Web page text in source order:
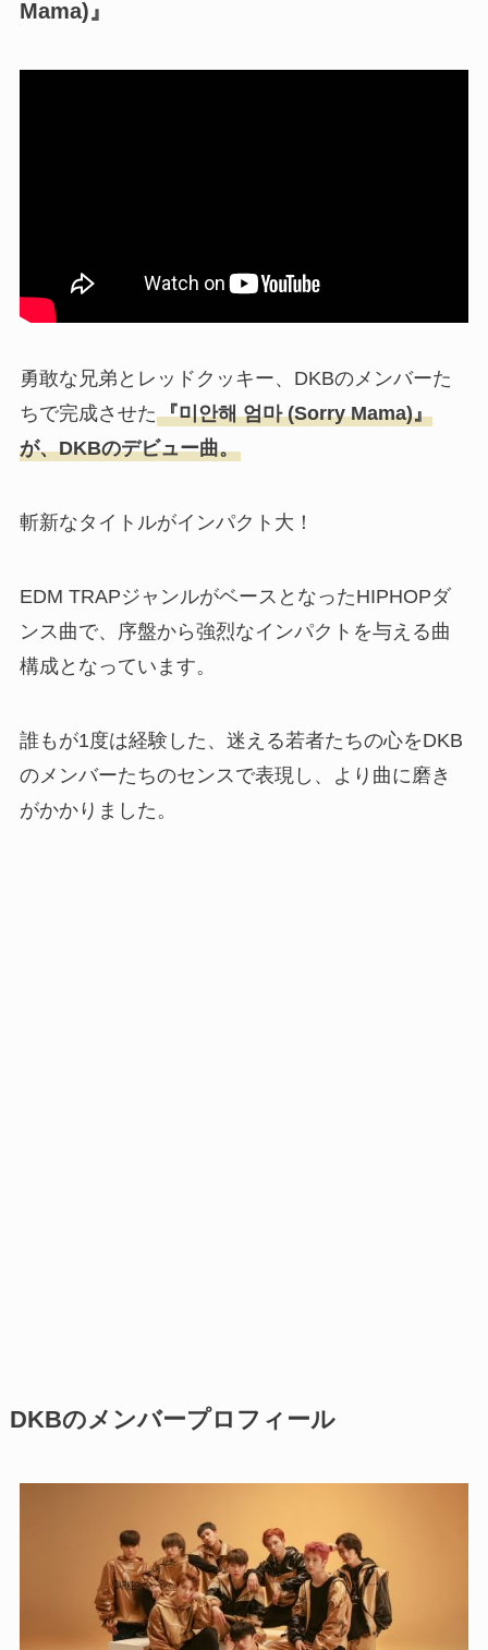
Mama)』
勇敢な兄弟とレッドクッキー、DKBのメンバーた
ちで完成させた『미안해 엄마 (Sorry Mama)』
が、DKBのデビュー曲。
斬新なタイトルがインパクト大！
EDM TRAPジャンルがベースとなったHIPHOPダ
ンス曲で、序盤から強烈なインパクトを与える曲
構成となっています。
誰もが1度は経験した、迷える若者たちの心をDKB
のメンバーたちのセンスで表現し、より曲に磨き
がかかりました。
DKBのメンバープロフィール